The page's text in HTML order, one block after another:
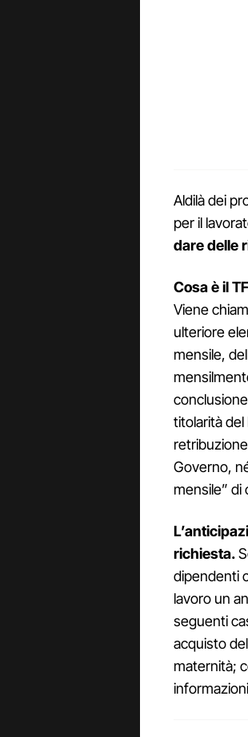
Aldilà dei
per il
dare delle
Cosa è il
Viene
ulteriore
mensile,
titolarità
Governo,
mensile” di
richiesta.
dipendenti
lavoro un
seguenti
acquisto
maternità;